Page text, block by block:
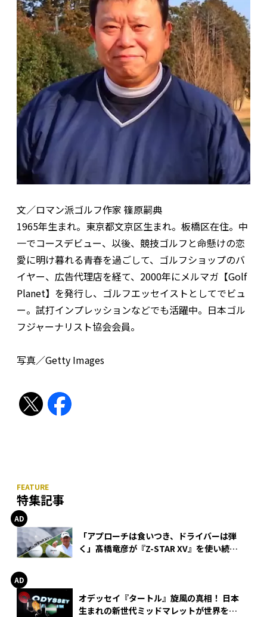
文／ロマン派ゴルフ作家 篠原嗣典
1965年生まれ。東京都文京区生まれ。板橋区在住。中
一でコースデビュー、以後、競技ゴルフと命懸けの恋
愛に明け暮れる青春を過ごして、ゴルフショップのバ
イヤー、広告代理店を経て、2000年にメルマガ【Golf
Planet】を発行し、ゴルフエッセイストとしてでビュ
ー。試打インプレッションなどでも活躍中。日本ゴル
フジャーナリスト協会会員。
写真／Getty Images
特集記事
「アプローチは食いつき、ドライバーは弾
く」髙橋竜彦が『Z-STAR XV』を使い続け
オデッセイ『タートル』旋風の真相！ 日本
生まれの新世代ミッドマレットが世界を席